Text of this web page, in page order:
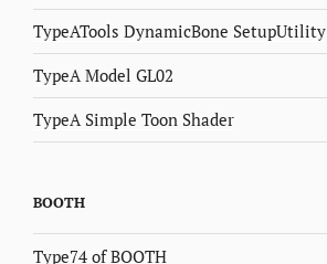
TypeATools DynamicBone SetupUtility
TypeA Model GL02
TypeA Simple Toon Shader
BOOTH
Type74 of BOOTH